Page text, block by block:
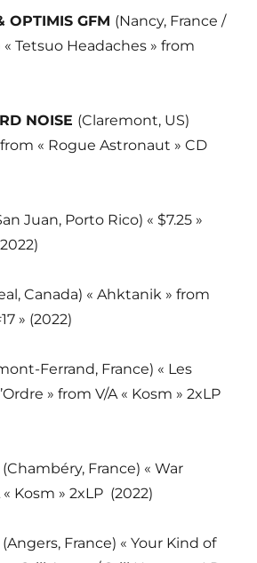
OPTIMIS GFM (Nancy, France /
Tetsuo Headaches » from
NOISE (Claremont, US)
« Rogue Astronaut » CD
Juan, Porto Rico) « $7.25 »
Canada) « Ahktanik » from
» (2022)
Ferrand, France) « Les
» from V/A « Kosm » 2xLP
(Chambéry, France) « War
Kosm » 2xLP (2022)
(Angers, France) « Your Kind of